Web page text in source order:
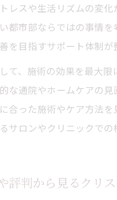
レスや生活リズムの変化
都市部ならではの事情
を目指すサポート体制が
て、施術の効果を最大限
な通院やホームケアの見
合った施術やケア方法を
サロンやクリニックでの
評判から見るクリ